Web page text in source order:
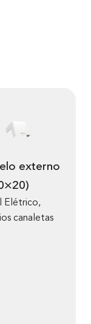
Elétrico,
canaletas